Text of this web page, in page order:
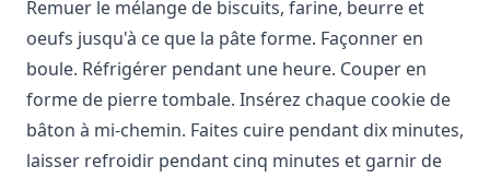
Remuer le mélange de biscuits, farine, beurre et
oeufs jusqu'à ce que la pâte forme. Façonner en
boule. Réfrigérer pendant une heure. Couper en
forme de pierre tombale. Insérez chaque cookie de
bâton à mi-chemin. Faites cuire pendant dix minutes,
laisser refroidir pendant cinq minutes et garnir de